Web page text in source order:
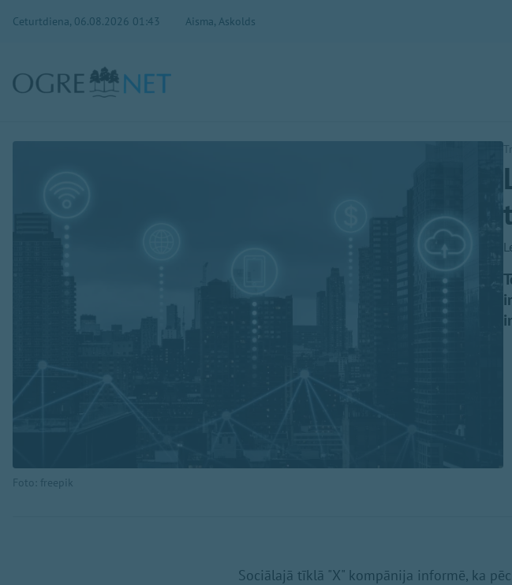
Ceturtdiena, 06.08.2026 01:43 Aisma, Askolds
Foto: freepik
Sociālajā tīklā "X" kompānija informē, ka